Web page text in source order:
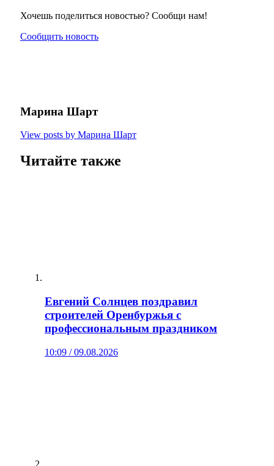
Хочешь поделиться новостью? Сообщи нам!
Сообщить новость
Марина Шарт
View posts by Марина Шарт
Читайте также
Евгений Солнцев поздравил
строителей Оренбуржья с
профессиональным праздником
10:09 / 09.08.2026